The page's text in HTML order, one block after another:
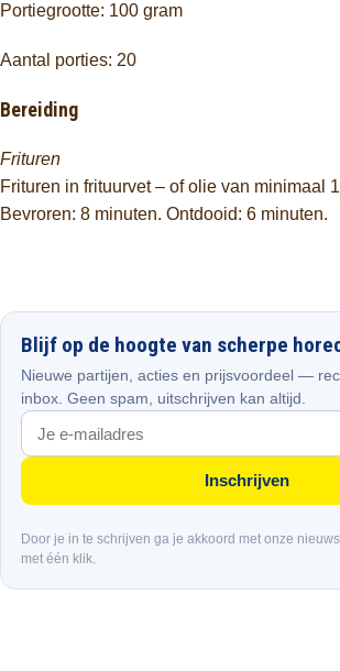
Portiegrootte: 100 gram
Aantal porties: 20
Bereiding
Frituren
Frituren in frituurvet – of olie van minimaal
Bevroren: 8 minuten. Ontdooid: 6 minuten.
Blijf op de hoogte van scherpe
Nieuwe partijen, acties en prijsvoordeel —
inbox. Geen spam, uitschrijven kan altijd.
Inschrijven
Door je in te schrijven ga je akkoord met onze
met één klik.